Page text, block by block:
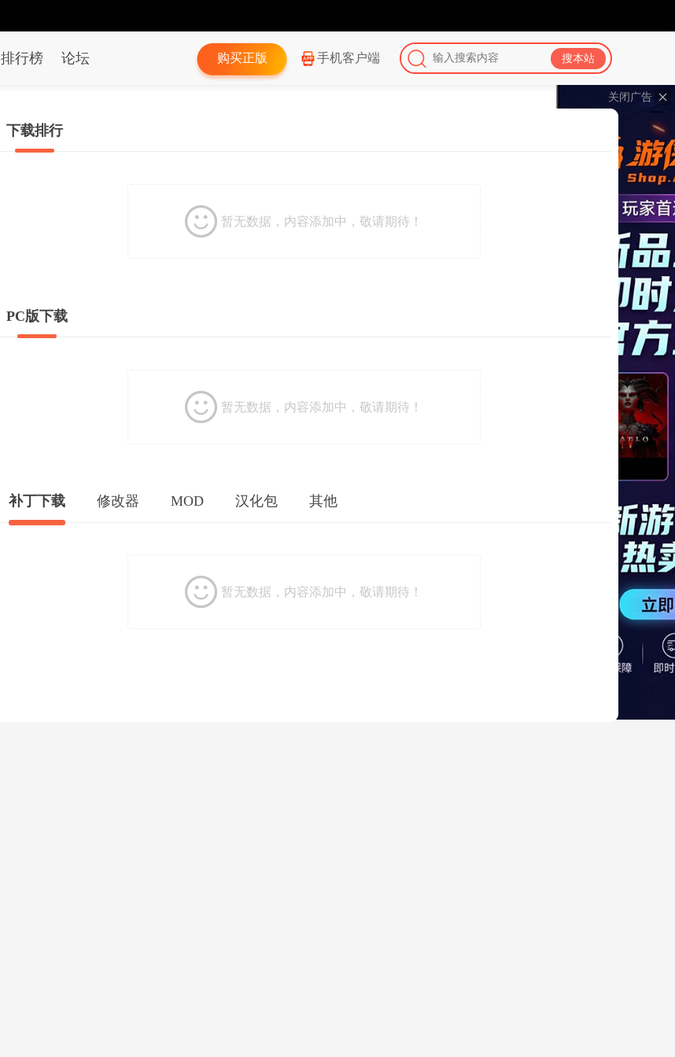
关闭广告
排行榜 论坛 购买正版 手机客户端
下载排行
暂无数据，内容添加中，敬请期待！
PC版下载
暂无数据，内容添加中，敬请期待！
补丁下载 修改器 MOD 汉化包 其他
暂无数据，内容添加中，敬请期待！